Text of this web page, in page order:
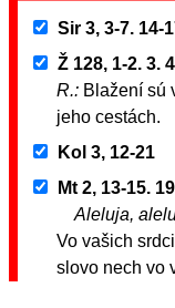
Sir 3, 3-7. 14-
Ž 128, 1-2. 3.
R.: Blažení sú
jeho cestách.
Kol 3, 12-21
Mt 2, 13-15.
Aleluja,
Vo vašich
slovo nech vo